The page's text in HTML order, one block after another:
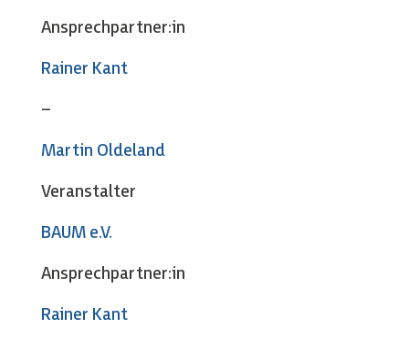
Ansprechpartner:in
Rainer Kant
–
Martin Oldeland
Veranstalter
BAUM e.V.
Ansprechpartner:in
Rainer Kant